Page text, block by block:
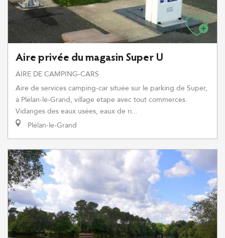
Aire privée du magasin Super U
AIRE DE CAMPING-CARS
Aire de services camping-car située sur le parking de Super,
à Plélan-le-Grand, village étape avec tout commerces.
Vidanges des eaux usées, eaux de ri...
Plélan-le-Grand